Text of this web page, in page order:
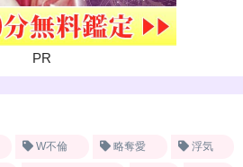
PR
W不倫 略奪愛 浮気